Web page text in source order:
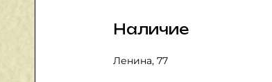
Наличие
Ленина, 77